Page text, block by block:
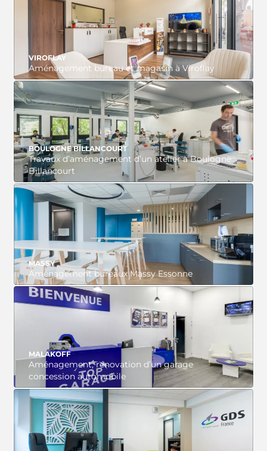
VOIR LE PROJET
VIROFLAY
Aménagement bureau et magasin à Viroflay
VOIR LE PROJET
BOULOGNE BILLANCOURT
Travaux d’aménagement d’un atelier à Boulogne
Billancourt
VOIR LE PROJET
MASSY
Aménagement bureaux Massy Essonne
VOIR LE PROJET
MALAKOFF
Aménagement, rénovation d’un garage
concession automobile
VOIR LE PROJET